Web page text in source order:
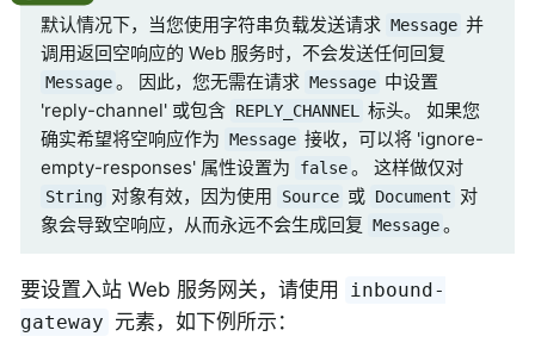
默认情况下，当您使用字符串负载发送请求 Message 并
调用返回空响应的 Web 服务时，不会发送任何回复
Message 。 因此，您无需在请求 Message 中设置
'reply-channel' 或包含 REPLY_CHANNEL
标头。 如果您
确实希望将空响应作为 Message 接收，可以将 'ignore-
empty-responses' 属性设置为
false 。 这样做仅对
String 对象有效，因为使用 Source 或 Document 对
象会导致空响应，从而永远不会生成回复 Message 。
要设置入站 Web 服务网关，请使用
inbound-
gateway 元素，如下例所示：